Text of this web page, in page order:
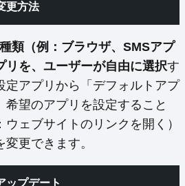
更方法
類（例：ブラウザ、SMSアプ
リを、ユーザーが自由に選択す
定アプリから「デフォルトアプ
希望のアプリを設定すること
ェブサイトのリンクを開く）
更できます。
ップデート